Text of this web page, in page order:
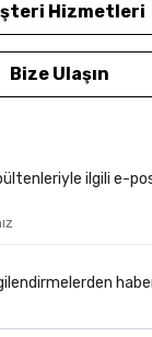
Hizmetleri
Bize Ulaşın
ilgili e-